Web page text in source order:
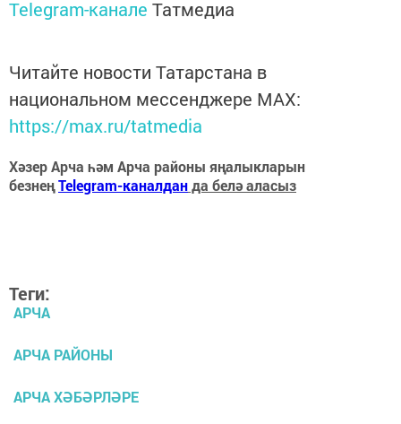
Telegram-канале Татмедиа
Читайте новости Татарстана в
национальном мессенджере MАХ:
https://max.ru/tatmedia
Хәзер Арча һәм Арча районы яңалыкларын
безнеңTelegram-каналданда белә аласыз
Теги:
АРЧА
АРЧА РАЙОНЫ
АРЧА ХӘБӘРЛӘРЕ